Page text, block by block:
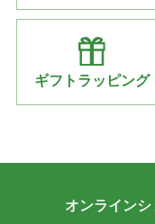
ギフトラッピング
オンライン